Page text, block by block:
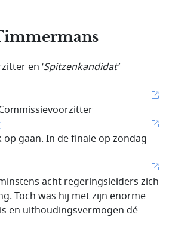
en ‘Spitzenkandidat’
gaan. In de finale op zondag
acht regeringsleiders zich
Toch was hij met zijn enorme
en uithoudingsvermogen dé